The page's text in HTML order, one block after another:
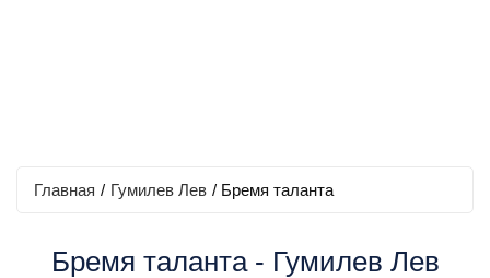
Главная / Гумилев Лев / Бремя таланта
Бремя таланта - Гумилев Лев